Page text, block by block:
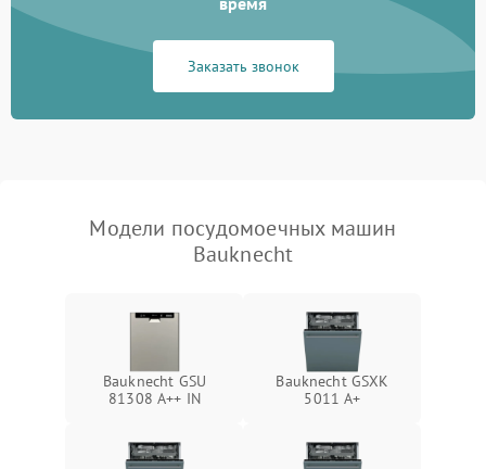
Сбои в работе таймера 1700 ₽
Заказать звонок
Модели посудомоечных машин
Bauknecht
Bauknecht GSU
81308 A++ IN
Bauknecht GSXK
5011 A+